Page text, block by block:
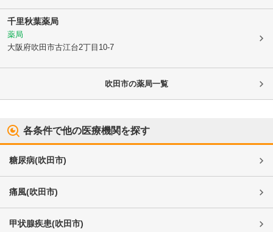
千里秋葉薬局
薬局
大阪府吹田市古江台2丁目10-7
吹田市の薬局一覧
各条件で他の医療機関を探す
糖尿病(吹田市)
痛風(吹田市)
甲状腺疾患(吹田市)